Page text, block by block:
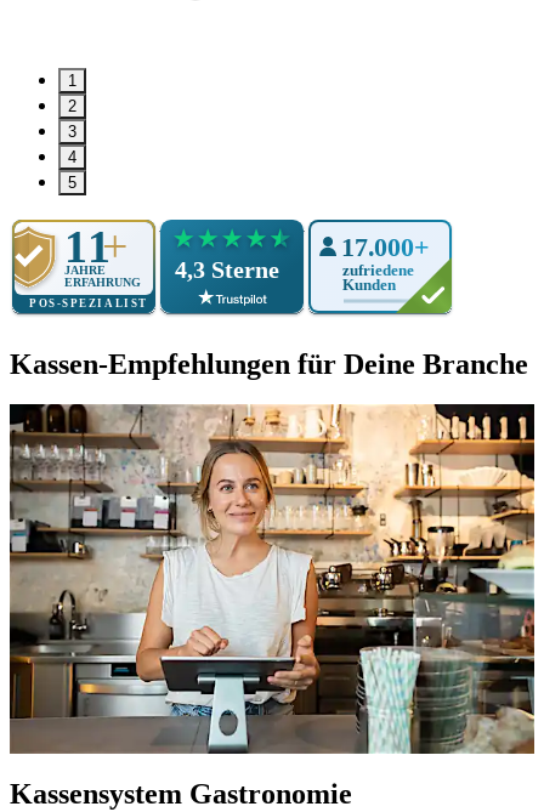
1
2
3
4
5
Kassen-Empfehlungen für Deine Branche
Kassensystem Gastronomie